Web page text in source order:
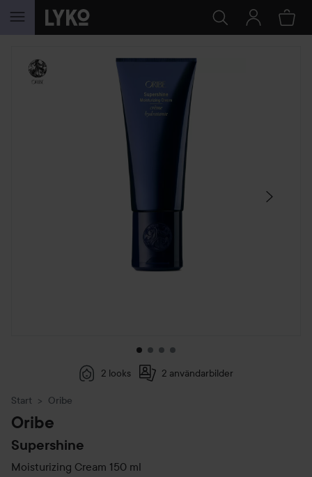
HOPPA TILL INNEHÅLLET
HOPPA ÖVER SEKTIONEN
2 looks 2 användarbilder
Start Oribe
Oribe
Supershine
Moisturizing Cream 150 ml